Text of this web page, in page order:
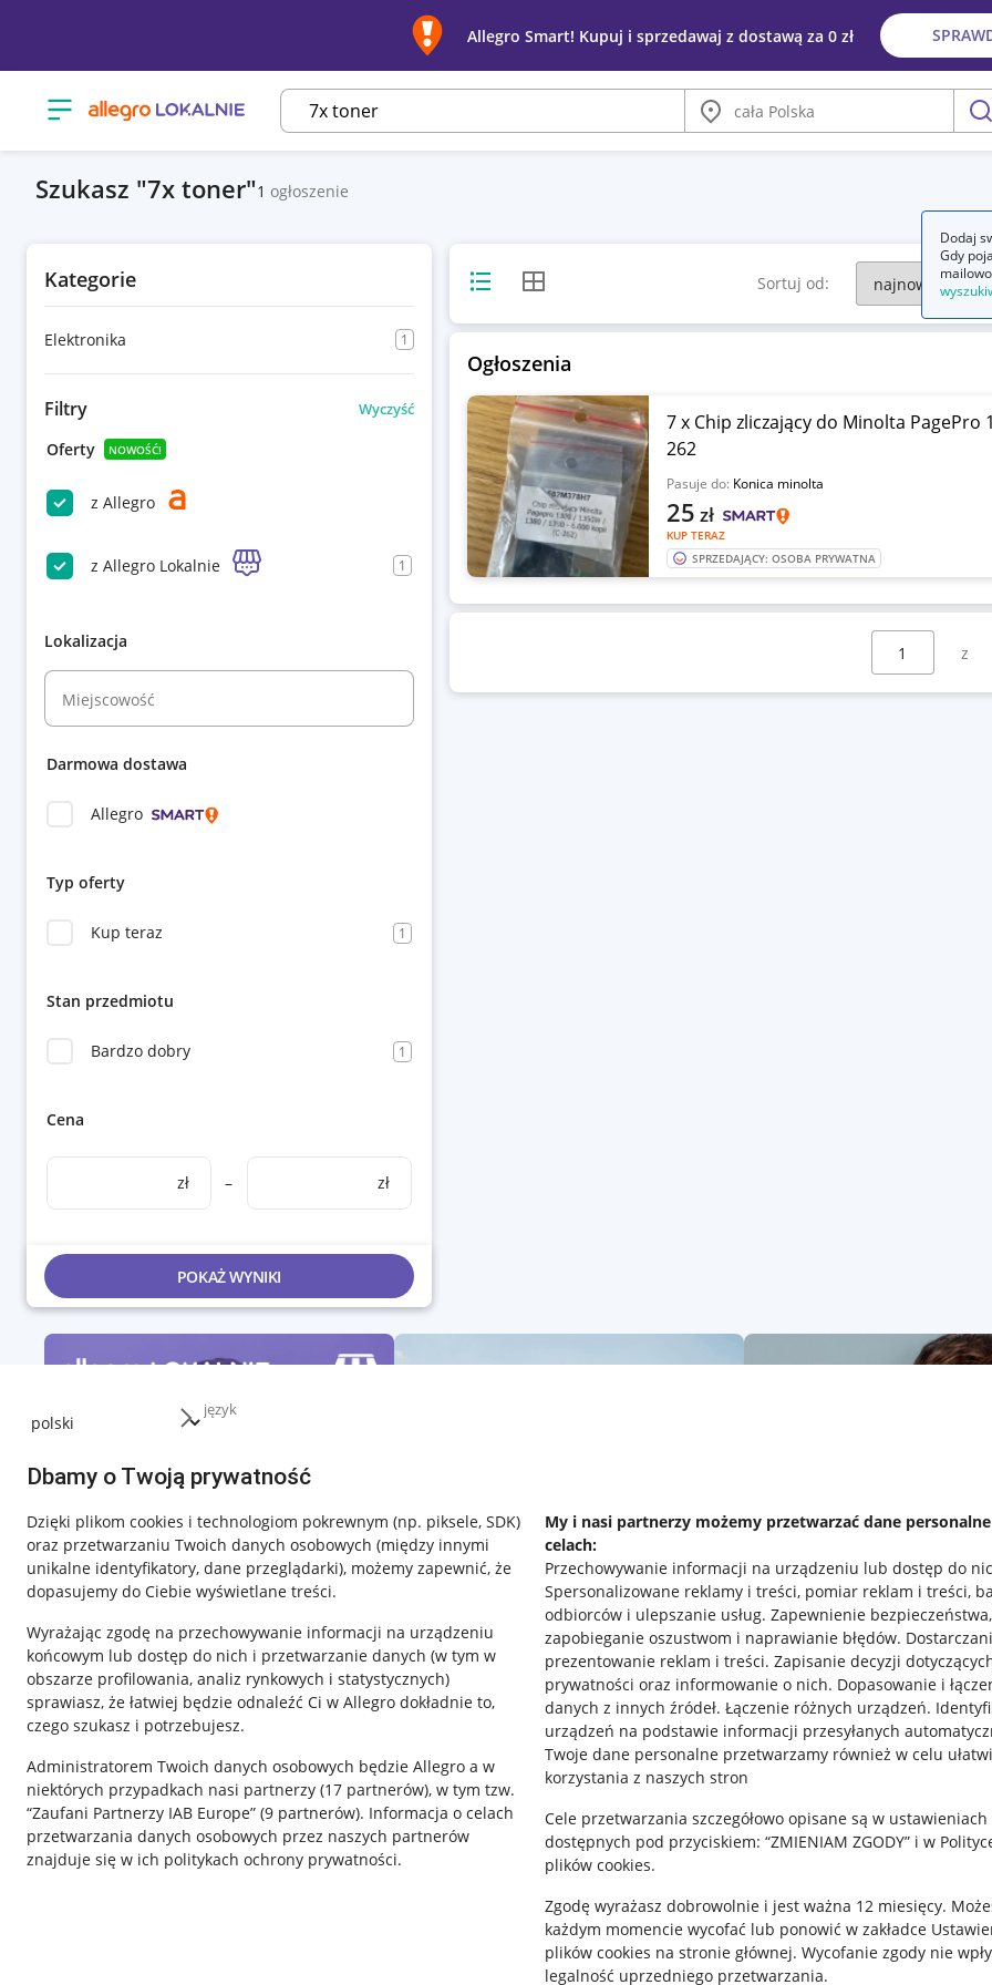
język
Dbamy o Twoją prywatność
Dzięki plikom cookies i technologiom pokrewnym (np. piksele, SDK)
oraz przetwarzaniu Twoich danych osobowych (między innymi
unikalne identyfikatory, dane przeglądarki), możemy zapewnić, że
dopasujemy do Ciebie wyświetlane treści.
Wyrażając zgodę na przechowywanie informacji na urządzeniu
końcowym lub dostęp do nich i przetwarzanie danych (w tym w
obszarze profilowania, analiz rynkowych i statystycznych)
sprawiasz, że łatwiej będzie odnaleźć Ci w Allegro dokładnie to,
czego szukasz i potrzebujesz.
Administratorem Twoich danych osobowych będzie Allegro a w
niektórych przypadkach nasi partnerzy (17 partnerów), w tym tzw.
“Zaufani Partnerzy IAB Europe” (9 partnerów). Informacja o celach
przetwarzania danych osobowych przez naszych partnerów
znajduje się w ich politykach ochrony prywatności.
My i nasi partnerzy możemy przetwarzać dane
celach:
Przechowywanie informacji na urządzeniu lub dostęp do
Spersonalizowane reklamy i treści, pomiar reklam i treści,
odbiorców i ulepszanie usług. Zapewnienie bezpieczeństwa,
zapobieganie oszustwom i naprawianie błędów.
prezentowanie reklam i treści. Zapisanie decyzji
prywatności oraz informowanie o nich. Dopasowanie i
danych z innych źródeł. Łączenie różnych urządzeń.
urządzeń na podstawie informacji przesyłanych
Twoje dane personalne przetwarzamy również w celu
korzystania z naszych stron
Cele przetwarzania szczegółowo opisane są w ustawieniach
dostępnych pod przyciskiem: “ZMIENIAM ZGODY” i w
plików cookies.
Zgodę wyrażasz dobrowolnie i jest ważna 12 miesięcy.
każdym momencie wycofać lub ponowić w zakładce
plików cookies na stronie głównej. Wycofanie zgody nie
legalność uprzedniego przetwarzania.
Allegro Smart! Kupuj i sprzedawaj z dostawą za 0 zł
Otwórz menu z kategoriami
Miasto
Szukasz 7x toner 1 ogłoszenie
Kategorie
Elektronika 1
Filtry Wyczyść
Oferty NOWOŚĆ!
z Allegro
z Allegro Lokalnie 1
Lokalizacja
Miejscowość
Darmowa dostawa
Allegro
Typ oferty
Kup teraz 1
Stan przedmiotu
Bardzo dobry 1
Cena
zł – zł
POKAŻ WYNIKI
Widok listyWidok siatki Sortuj od:
Ogłoszenia
7 x Chip zliczający do Minolta PagePro
262
Pasuje do: Konica minolta
KUP TERAZ
25 zł
SPRZEDAJĄCY: OSOBA PRYWATNA
Wybierz stronę:
z
Przydatne informacje
Jak to działa
Napisz do nas
Allegro Gadane dla sprzedających
Regulamin
Polityka plików "cookies"
Ustawienia plików "cookies"
Udostępnianie lokalizacji
Informacje dla Aktu o Usługach Cyfrowych
Pobierz aplikację
Dodaj
Gdy